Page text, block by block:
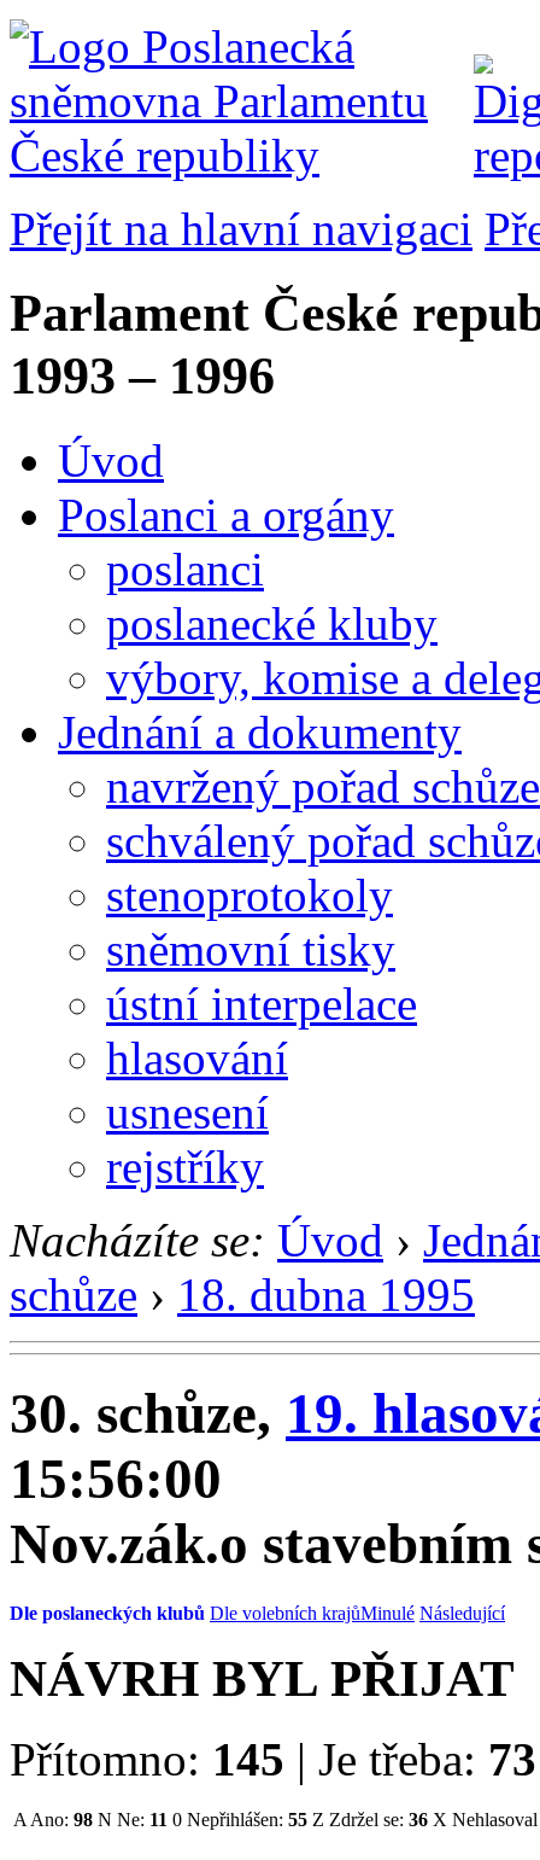
Přejít na hlavní navigaci
Parlament České
1993 – 1996
Úvod
Poslanci a orgány
poslanci
poslanecké kluby
výbory, komise a
Jednání a dokumenty
navržený pořad schůze
schválený pořad
stenoprotokoly
sněmovní tisky
ústní interpelace
hlasování
usnesení
rejstříky
Nacházíte se: Úvod ›
schůze › 18. dubna 1995
30. schůze, 19.
15:56:00
Nov.zák.o stavebním
Dle poslaneckých klubů Dle volebních krajůMinulé Následující
NÁVRH BYL PŘIJAT
Přítomno: 145 | Je třeba: 73
A Ano: 98 N Ne: 11 0 Nepřihlášen: 55 Z Zdržel se: 36 X Nehlasoval